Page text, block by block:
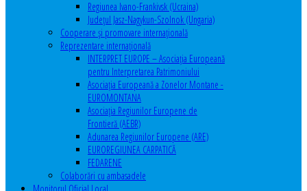
Regiunea Ivano-Frankivsk (Ucraina)
Judeţul Jasz-Nagykun-Szolnok (Ungaria)
Cooperare şi promovare internaţională
Reprezentare internaţională
INTERPRET EUROPE – Asociația Europeană
pentru Interpretarea Patrimoniului
Asociația Europeană a Zonelor Montane -
EUROMONTANA
Asociația Regiunilor Europene de
Frontieră (AEBR)
Adunarea Regiunilor Europene (ARE)
EUROREGIUNEA CARPATICĂ
FEDARENE
Colaborări cu ambasadele